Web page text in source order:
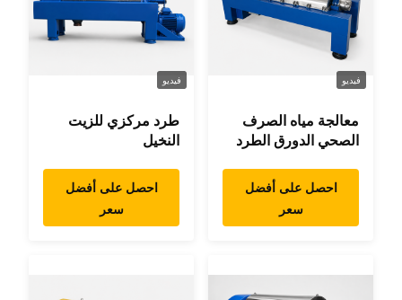
فيديو
معالجة مياه الصرف
الصحي الدورق الطرد
احصل على أفضل
سعر
فيديو
طرد مركزي للزيت
النخيل
احصل على أفضل
سعر